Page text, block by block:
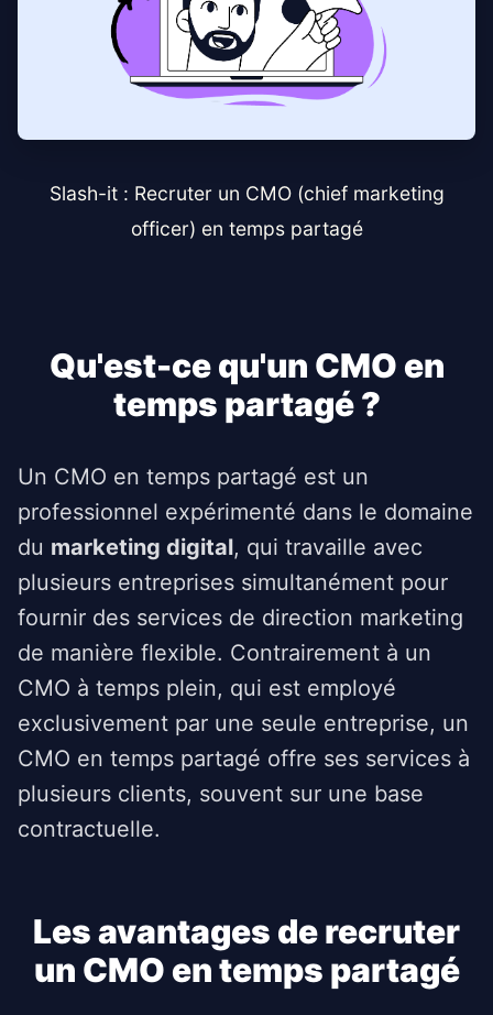
Slash-it : Recruter un CMO (chief marketing
officer) en temps partagé
Qu'est-ce qu'un CMO en
temps partagé ?
Un CMO en temps partagé est un
professionnel expérimenté dans le domaine
du marketing digital, qui travaille avec
plusieurs entreprises simultanément pour
fournir des services de direction marketing
de manière flexible. Contrairement à un
CMO à temps plein, qui est employé
exclusivement par une seule entreprise, un
CMO en temps partagé offre ses services à
plusieurs clients, souvent sur une base
contractuelle.
Les avantages de recruter
un CMO en temps partagé